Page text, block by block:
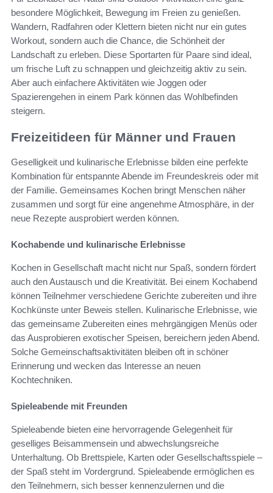
besondere Möglichkeit, Bewegung im Freien zu genießen.
Wandern, Radfahren oder Klettern bieten nicht nur ein gutes
Workout, sondern auch die Chance, die Schönheit der
Landschaft zu erleben. Diese Sportarten für Paare sind ideal,
um frische Luft zu schnappen und gleichzeitig aktiv zu sein.
Aber auch einfachere Aktivitäten wie Joggen oder
Spazierengehen in einem Park können das Wohlbefinden
steigern.
Freizeitideen für Männer und Frauen
Geselligkeit und kulinarische Erlebnisse bilden eine perfekte
Kombination für entspannte Abende im Freundeskreis oder mit
der Familie. Gemeinsames Kochen bringt Menschen näher
zusammen und sorgt für eine angenehme Atmosphäre, in der
neue Rezepte ausprobiert werden können.
Kochabende und kulinarische Erlebnisse
Kochen in Gesellschaft macht nicht nur Spaß, sondern fördert
auch den Austausch und die Kreativität. Bei einem Kochabend
können Teilnehmer verschiedene Gerichte zubereiten und ihre
Kochkünste unter Beweis stellen. Kulinarische Erlebnisse, wie
das gemeinsame Zubereiten eines mehrgängigen Menüs oder
das Ausprobieren exotischer Speisen, bereichern jeden Abend.
Solche Gemeinschaftsaktivitäten bleiben oft in schöner
Erinnerung und wecken das Interesse an neuen
Kochtechniken.
Spieleabende mit Freunden
Spieleabende bieten eine hervorragende Gelegenheit für
geselliges Beisammensein und abwechslungsreiche
Unterhaltung. Ob Brettspiele, Karten oder Gesellschaftsspiele –
der Spaß steht im Vordergrund. Spieleabende ermöglichen es
den Teilnehmern, sich besser kennenzulernen und die